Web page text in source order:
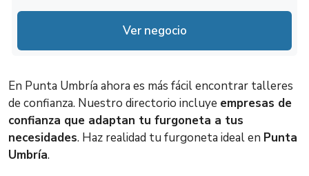
8:00 – 15:00
Abierto ahora
Miércoles
8:00 – 15:00
Jueves
8:00 – 15:00
Viernes
8:00 – 15:00
Ver negocio
En Punta Umbría ahora es más fácil encontrar talleres
de confianza. Nuestro directorio incluye empresas de
confianza que adaptan tu furgoneta a tus
necesidades. Haz realidad tu furgoneta ideal en Punta
Umbría.